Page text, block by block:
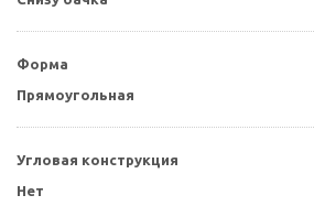
Форма
Прямоугольная
Угловая конструкция
Нет